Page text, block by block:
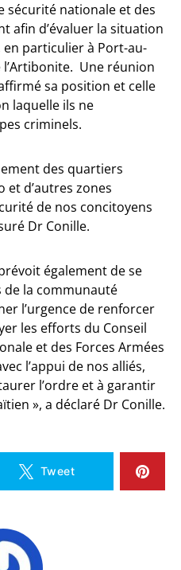
sécurité nationale et des
afin d’évaluer la situation
particulier à Port-au-
Une réunion
sa position et celle
laquelle ils ne
criminels.
des quartiers
et d’autres zones
de nos concitoyens
Dr Conille.
également de se
de la communauté
l’urgence de renforcer
les efforts du Conseil
et des Forces Armées
l’appui de nos alliés,
l’ordre et à garantir
», a déclaré Dr Conille.
Tweet